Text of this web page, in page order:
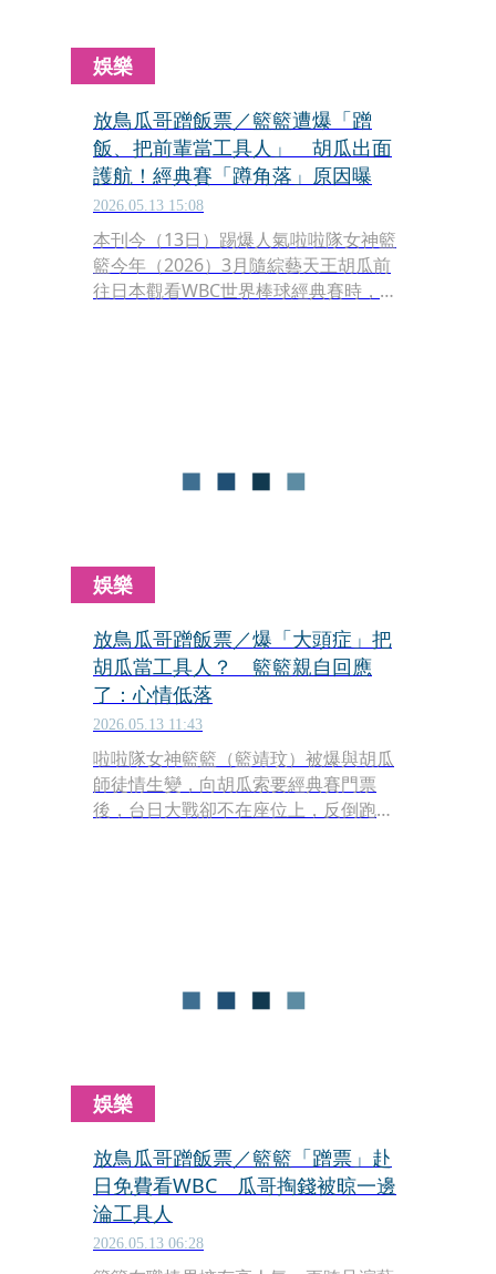
娛樂
放鳥瓜哥蹭飯票／籃籃遭爆「蹭
飯、把前輩當工具人」 胡瓜出面
護航！經典賽「蹲角落」原因曝
2026.05.13 15:08
本刊今（13日）踢爆人氣啦啦隊女神籃
籃今年（2026）3月隨綜藝天王胡瓜前
往日本觀看WBC世界棒球經典賽時，疑
惑；此外，另一當事人胡瓜稍早也針對
此爆料作出回應。
娛樂
放鳥瓜哥蹭飯票／爆「大頭症」把
胡瓜當工具人？ 籃籃親自回應
了：心情低落
2026.05.13 11:43
啦啦隊女神籃籃（籃靖玟）被爆與胡瓜
師徒情生變，向胡瓜索要經典賽門票
後，台日大戰卻不在座位上，反倒跑去
娛樂
放鳥瓜哥蹭飯票／籃籃「蹭票」赴
日免費看WBC 瓜哥掏錢被晾一邊
淪工具人
2026.05.13 06:28